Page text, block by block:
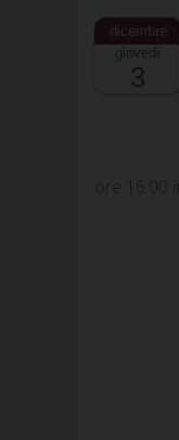
giovedì
3
ore